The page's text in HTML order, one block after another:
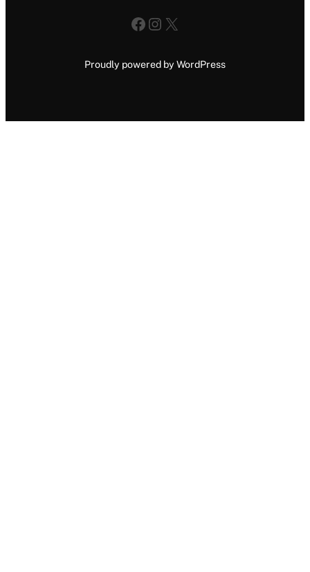
Facebook
Instagram
X
Proudly powered by WordPress